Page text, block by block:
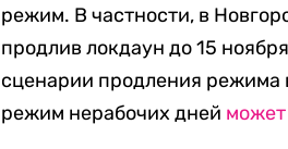
режим. В частности, в
продлив локдаун до 15
сценарии продления режима
режим нерабочих дней может